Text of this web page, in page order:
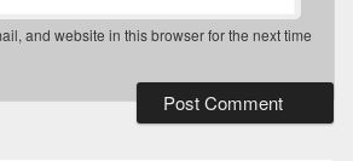
and website in this browser for the next time